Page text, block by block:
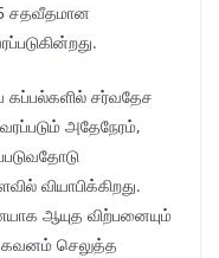
சதவீதமான
சர்வதேச
அதேநேரம்,
வியாபிக்கிறது.
ஆயுத விற்பனையும்
கவனம் செலுத்த